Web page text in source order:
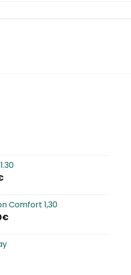
Il
è:
22,90€.
Comfort 1,30
€Il